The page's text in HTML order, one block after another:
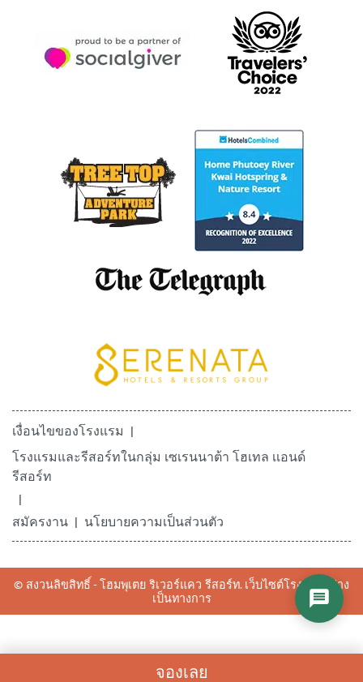
เงื่อนไขของโรงแรม
โรงแรมและรีสอร์ทในกลุ่ม เซเรนนาต้า โฮเทล เเอนด์
รีสอร์ท
สมัครงาน นโยบายความเป็นส่วนตัว
© สงวนลิขสิทธิ์ - โฮมพุเตย ริเวอร์แคว รีสอร์ท. เว็บไซต์โรงแรมอย่าง
เป็นทางการ
จองเลย